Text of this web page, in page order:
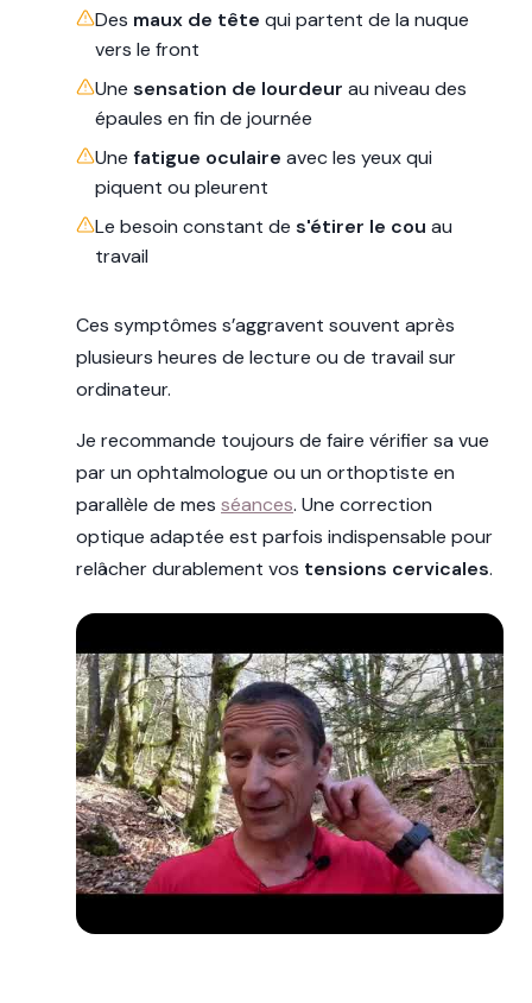
Des maux de tête qui partent de la nuque
vers le front
Une sensation de lourdeur au niveau des
épaules en fin de journée
Une fatigue oculaire avec les yeux qui
piquent ou pleurent
Le besoin constant de s'étirer le cou au
travail
Ces symptômes s’aggravent souvent après
plusieurs heures de lecture ou de travail sur
ordinateur.
Je recommande toujours de faire vérifier sa vue
par un ophtalmologue ou un orthoptiste en
parallèle de mes séances. Une correction
optique adaptée est parfois indispensable pour
relâcher durablement vos tensions cervicales.